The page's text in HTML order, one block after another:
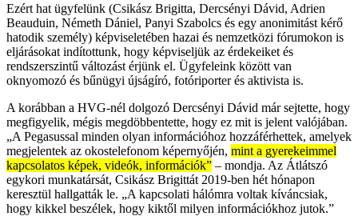
Ezért hat ügyfelünk (Csikász Brigitta, Dercsényi Dávid, Adrien
Beauduin, Németh Dániel, Panyi Szabolcs és egy anonimitást kérő
hatodik személy) képviseletében hazai és nemzetközi fórumokon is
eljárásokat indítottunk, hogy képviseljük az érdekeiket és
rendszerszintű változást érjünk el. Ügyfeleink között van
oknyomozó és bűnügyi újságíró, fotóriporter és aktivista is.
A korábban a HVG-nél dolgozó Dercsényi Dávid már sejtette, hogy
megfigyelik, mégis megdöbbentette, hogy ez mit is jelent valójában.
„A Pegasussal minden olyan információhoz hozzáférhettek, amelyek
megjelentek az okostelefonom képernyőjén, mint a gyerekeimmel
kapcsolatos képek, videók, információk” – mondja. Az Átlátszó
egykori munkatársát, Csikász Brigittát 2019-ben hét hónapon
keresztül hallgatták le. „A kapcsolati hálómra voltak kíváncsiak,
hogy kikkel beszélek, hogy kiktől milyen információkhoz jutok.”